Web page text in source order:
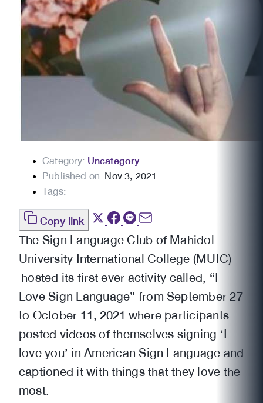
Category: Uncategory
Published on:Nov 3, 2021
Tags:
Copy link
The Sign Language Club of Mahidol
University International College (MUIC)
hosted its first ever activity called, “I
Love Sign Language” from September 27
to October 11, 2021 where participants
posted videos of themselves signing ‘I
love you’ in American Sign Language and
captioned it with things that they love the
most.